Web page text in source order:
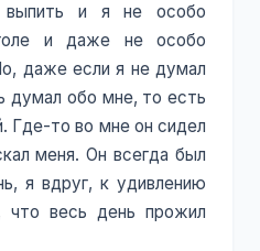
выпить и я не особо
и даже не особо
даже если я не думал
думал обо мне, то есть
Где-то во мне он сидел
меня. Он всегда был
я вдруг, к удивлению
что весь день прожил